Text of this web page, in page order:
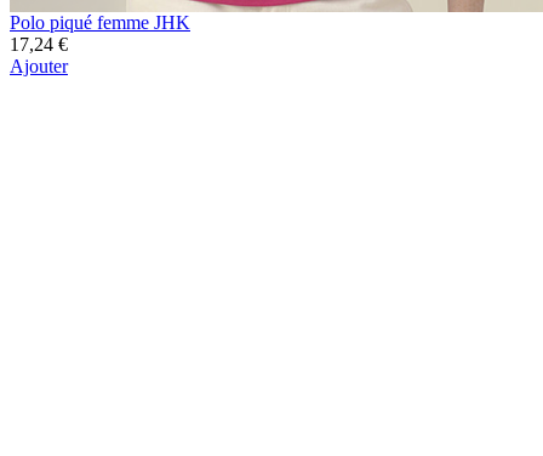
Polo piqué femme JHK
17,24 €
Ajouter